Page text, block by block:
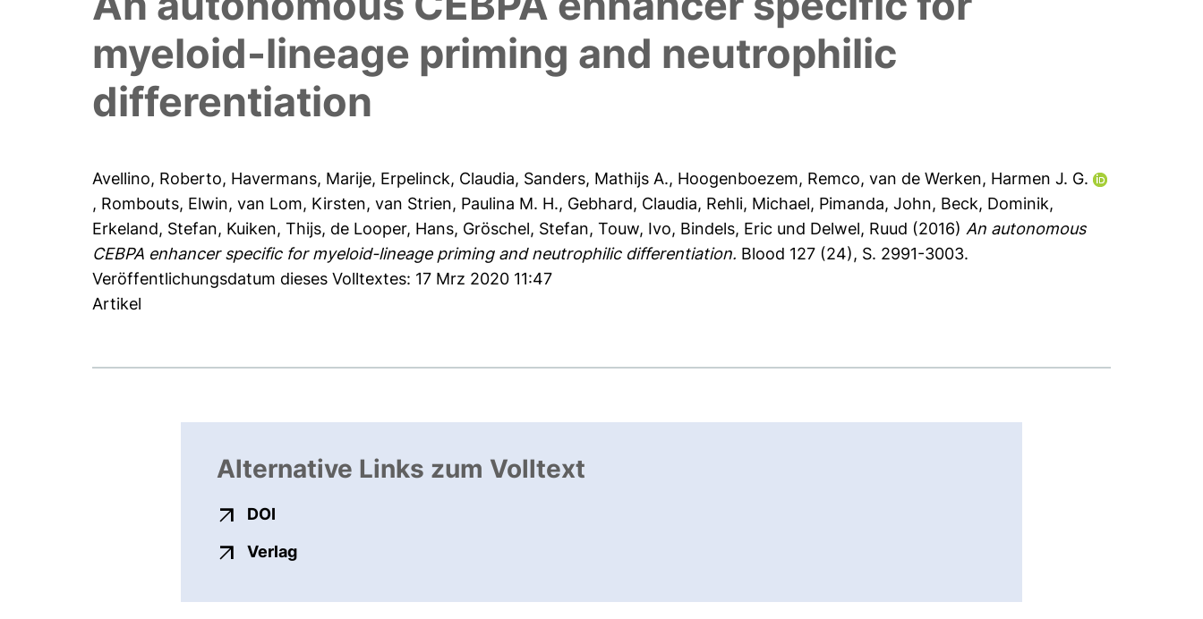
myeloid-lineage priming and neutrophilic
differentiation
Avellino, Roberto, Havermans, Marije, Erpelinck, Claudia, Sanders, Mathijs A., Hoogenboezem, Remco,van de Werken, Harmen J. G.
, Rombouts, Elwin,van Lom, Kirsten,van Strien, Paulina M. H., Gebhard, Claudia, Rehli, Michael, Pimanda, John, Beck, Dominik,
Erkeland, Stefan, Kuiken, Thijs, de Looper, Hans, Gröschel, Stefan,Touw, Ivo, Bindels, Eric und Delwel, Ruud (2016)An autonomous
CEBPA enhancer specific for myeloid-lineage priming and neutrophilic differentiation. Blood 127 (24), S. 2991-3003.
Veröffentlichungsdatum dieses Volltextes: 17 Mrz 2020 11:47
Artikel
Alternative Links zum Volltext
DOI
Verlagexterner Link, öffnet neues Fenster